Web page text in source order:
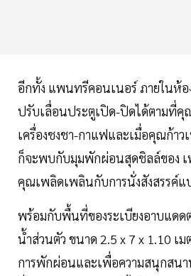
อีกทั้ง แพนทรีคอนเนอร์ ภายในห้อ
ปรับเลื่อนประตูเปิด-ปิดได้ตามที่คุ
เครื่องชงชา-กาแฟและเมื่อคุณก้าว
ก็จะพบกับมุมพักผ่อนสุดชิลล์ของ เ
คุณเพลิดเพลินกับการนั่งสังสรรค์แ
พร้อมกับพื้นที่ของระเบียงอาบแดด
น้ำส่วนตัว ขนาด 2.5 x 7 x 1.10 เม
การพักผ่อนและเพื่อความสนุกสนา